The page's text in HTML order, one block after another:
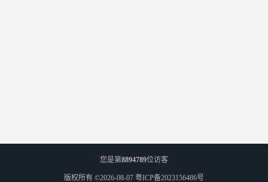
您是第8894789位访客
版权所有 ©2026-08-07 粤ICP备2023156486号